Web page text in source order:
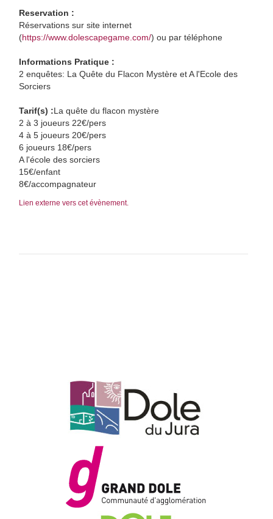
Reservation :
Réservations sur site internet
(https://www.dolescapegame.com/) ou par téléphone
Informations Pratique :
2 enquêtes: La Quête du Flacon Mystère et A l'Ecole des
Sorciers
Tarif(s) :La quête du flacon mystère
2 à 3 joueurs 22€/pers
4 à 5 joueurs 20€/pers
6 joueurs 18€/pers
A l'école des sorciers
15€/enfant
8€/accompagnateur
Lien externe vers cet évènement.